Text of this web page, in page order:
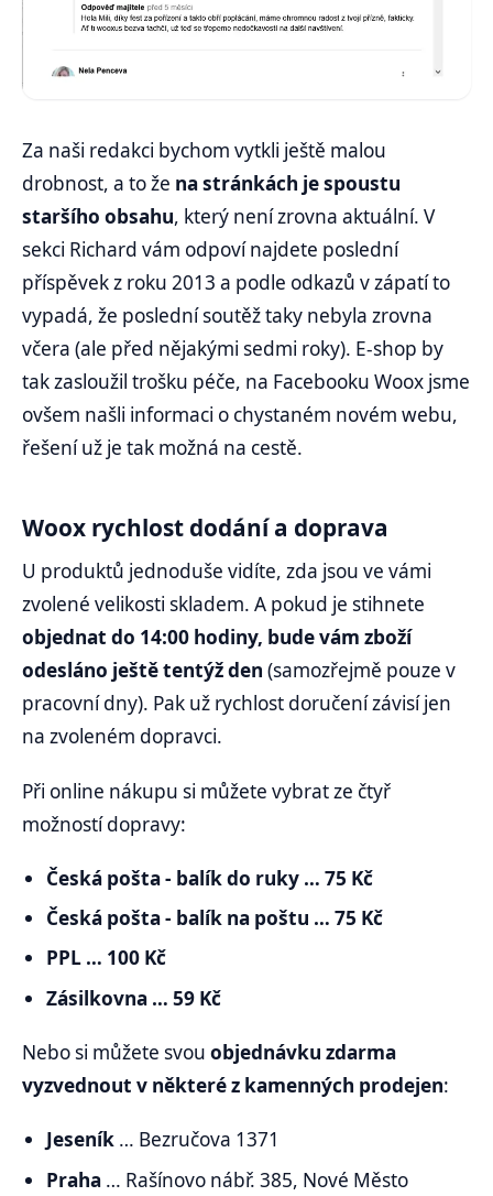
Za naši redakci bychom vytkli ještě malou
drobnost, a to že na stránkách je spoustu
staršího obsahu, který není zrovna aktuální. V
sekci Richard vám odpoví najdete poslední
příspěvek z roku 2013 a podle odkazů v zápatí to
vypadá, že poslední soutěž taky nebyla zrovna
včera (ale před nějakými sedmi roky). E-shop by
tak zasloužil trošku péče, na Facebooku Woox jsme
ovšem našli informaci o chystaném novém webu,
řešení už je tak možná na cestě.
Woox rychlost dodání a doprava
U produktů jednoduše vidíte, zda jsou ve vámi
zvolené velikosti skladem. A pokud je stihnete
objednat do 14:00 hodiny, bude vám zboží
odesláno ještě tentýž den (samozřejmě pouze v
pracovní dny). Pak už rychlost doručení závisí jen
na zvoleném dopravci.
Při online nákupu si můžete vybrat ze čtyř
možností dopravy:
Česká pošta - balík do ruky … 75 Kč
Česká pošta - balík na poštu … 75 Kč
PPL … 100 Kč
Zásilkovna … 59 Kč
Nebo si můžete svou objednávku zdarma
vyzvednout v některé z kamenných prodejen:
Jeseník … Bezručova 1371
Praha … Rašínovo nábř. 385, Nové Město